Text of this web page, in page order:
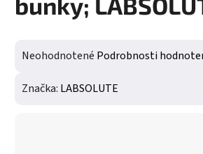
Priemerné hodnotenie produktu je 0,0
Neohodnotené Podrobnosti
Značka: LABSOLUTE